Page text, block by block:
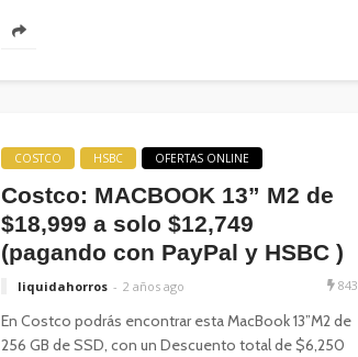
COSTCO HSBC OFERTAS ONLINE
Costco: MACBOOK 13” M2 de
$18,999 a solo $12,749
(pagando con PayPal y HSBC )
liquidahorros 2 años ago 843
En Costco podrás encontrar esta MacBook 13”M2 de
256 GB de SSD, con un Descuento total de $6,250